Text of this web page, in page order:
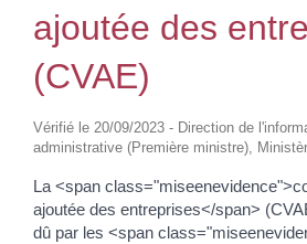
ajoutée des
(CVAE)
Vérifié le 20/09/2023 - Direction de
administrative (Première ministre),
La <span
ajoutée des entreprises</span>
dû par les <span